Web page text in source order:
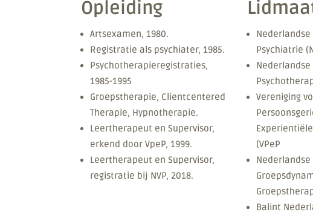
Opleiding
Artsexamen, 1980.
Registratie als psychiater, 1985.
Psychotherapieregistraties,
1985-1995
Groepstherapie, Clientcentered
Therapie, Hypnotherapie.
Leertherapeut en Supervisor,
erkend door VpeP, 1999.
Leertherapeut en Supervisor,
registratie bij NVP, 2018.
Psychiatrie
Vereniging
(VPeP
Balint